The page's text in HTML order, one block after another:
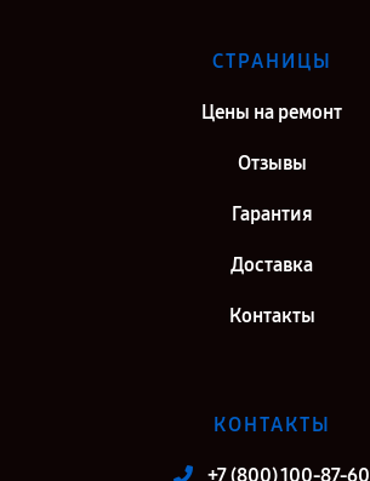
СТРАНИЦЫ
Цены на ремонт
Отзывы
Гарантия
Доставка
Контакты
КОНТАКТЫ
+7 (800) 100-87-60